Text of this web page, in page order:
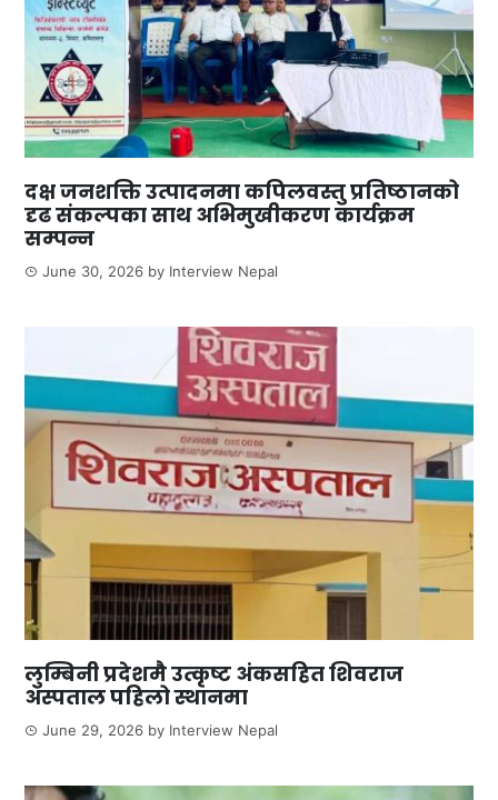
दक्ष जनशक्ति उत्पादनमा कपिलवस्तु प्रतिष्ठानको
दृढ संकल्पका साथ अभिमुखीकरण कार्यक्रम
सम्पन्न
June 30, 2026 by Interview Nepal
लुम्बिनी प्रदेशमै उत्कृष्ट अंकसहित शिवराज
अस्पताल पहिलो स्थानमा
June 29, 2026 by Interview Nepal